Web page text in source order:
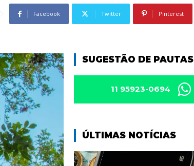
Facebook Twitter Pinterest
SUGESTÃO DE PAUTAS
11 95923-0694
ÚLTIMAS NOTÍCIAS